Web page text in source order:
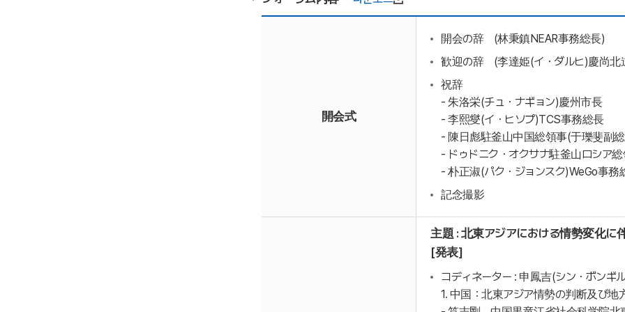
開会式
開会の辞 (林秉鎮NEAR事務総長)
歓迎の辞 (李達姫(イ・ダルヒ)慶尚北
祝辞
- 朱洛栄(チュ・ナギョン)慶州市長
- 李熙燮(イ・ヒソプ)TCS事務総長
- 陳日彪駐釜山中国総領事(于瓅斐副
- ドゥドニク・オクサナ駐釜山ロシア
- 朴正淑(パク・ジョンスク)WeGo事務
記念撮影
主題 : 北東アジアにおける情勢変化
[発表]
コディネーター : 申鳳吉(シン・ボンギ
1. 中国：北東アジア情勢の判断及び